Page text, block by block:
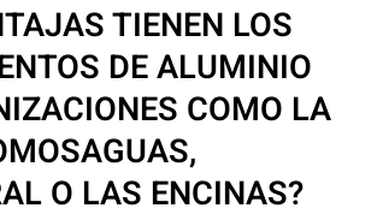
TIENEN LOS
DE ALUMINIO
COMO LA
O LAS ENCINAS?